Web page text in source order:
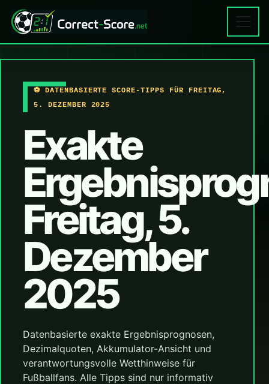
⚽ DATENBASIERTE SCORE-TIPPS FÜR FREITAG,
5. DEZEMBER 2025
Exakte
Freitag, 5.
Dezember
2025
Datenbasierte exakte Ergebnisprognosen,
Dezimalquoten, Akkumulator-Ansicht und
verantwortungsvolle Wetthinweise für
Fußballfans. Alle Tipps sind nur informativ